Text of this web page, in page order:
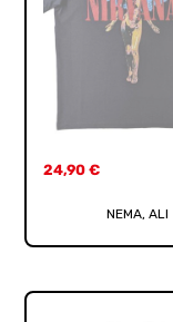
24,90€
NEMA, ALI